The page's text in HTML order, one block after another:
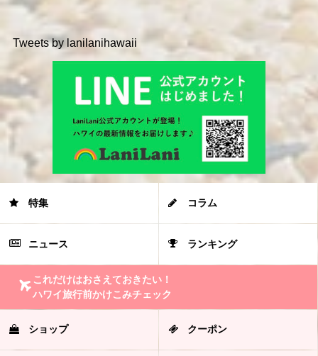
Tweets by lanilanihawaii
特集 コラム
ニュース ランキング
これだけはおさえておきたい！
ハワイ旅行前かけこみチェック
ショップ クーポン